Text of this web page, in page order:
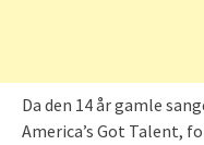
Da den 14 år gamle
America’s Got Talent,